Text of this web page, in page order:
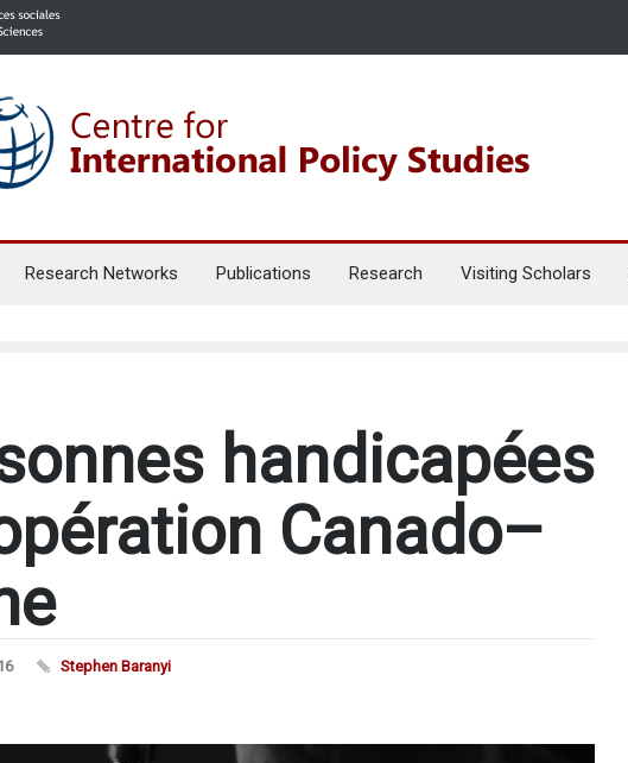
Research Networks Publications Research Visiting Scholars
handicapées
Canado–
Stephen Baranyi